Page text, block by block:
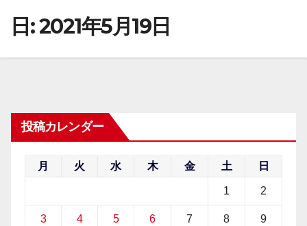
日:2021年5月19日
投稿カレンダー
月 火 水 木 金 土 日
1 2
3 4 5 6 7 8 9